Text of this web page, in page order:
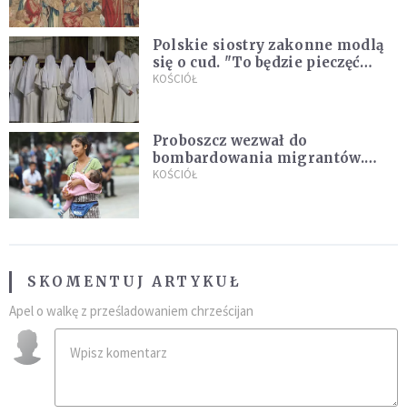
Polskie siostry zakonne modlą
się o cud. "To będzie pieczęć
Pana Boga dla naszej wiary"
KOŚCIÓŁ
Proboszcz wezwał do
bombardowania migrantów.
"Masowy ogień przeciwko
KOŚCIÓŁ
SKOMENTUJ ARTYKUŁ
Apel o walkę z prześladowaniem chrześcijan